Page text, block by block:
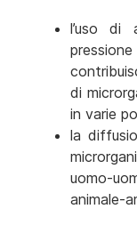
l’uso di
di
in varie
la
uomo-
animale-